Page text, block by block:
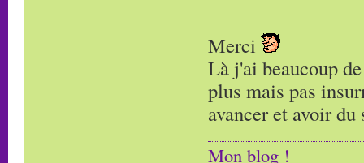
Merci
Là j'ai beaucoup
plus mais pas
avancer et avoir
Mon blog !